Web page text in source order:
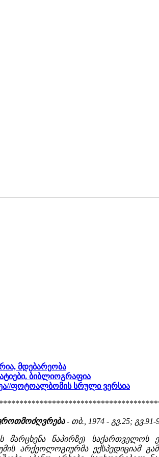
მდებარეობა
ბიბლიოგრაფია
//ფოტოალბომის სრული ვერსია
- თბ., 1974 - გვ.25; გვ.91-
მარცხენა ნაპირზე)
არქეოლოგიურმა ექსპედიციამ